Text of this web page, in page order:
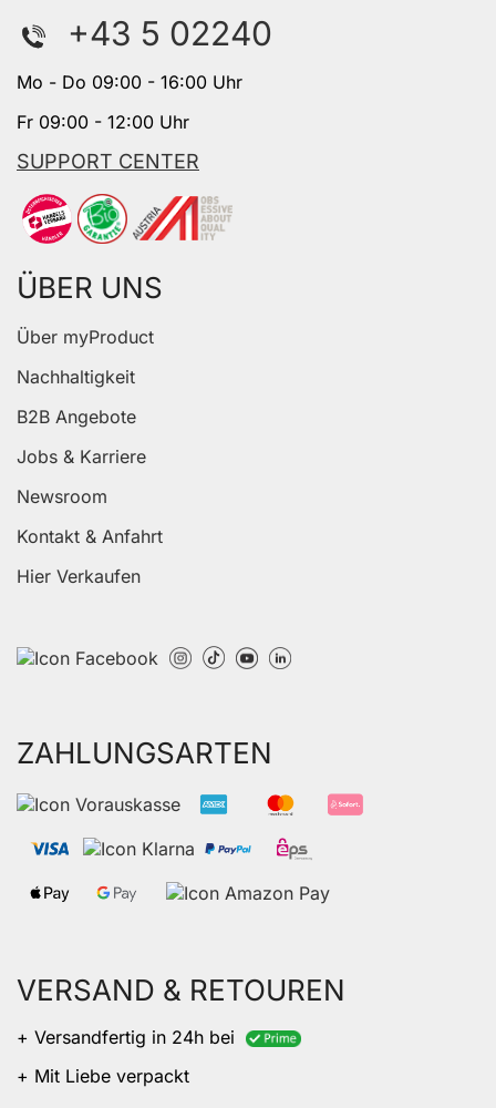
+43 5 02240
Mo - Do 09:00 - 16:00 Uhr
Fr 09:00 - 12:00 Uhr
SUPPORT CENTER
ÜBER UNS
Über myProduct
Nachhaltigkeit
B2B Angebote
Jobs & Karriere
Newsroom
Kontakt & Anfahrt
Hier Verkaufen
ZAHLUNGSARTEN
VERSAND & RETOUREN
+ Versandfertig in 24h bei
+ Mit Liebe verpackt